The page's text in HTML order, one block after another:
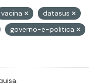
vacina
datasus
governo-e-politica